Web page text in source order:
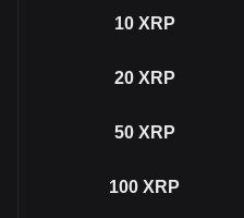
10 XRP
20 XRP
50 XRP
100 XRP